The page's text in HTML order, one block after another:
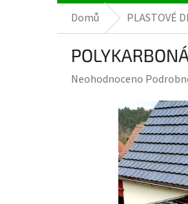
Domů PLASTOVÉ
Průměrné
Neohodnoceno